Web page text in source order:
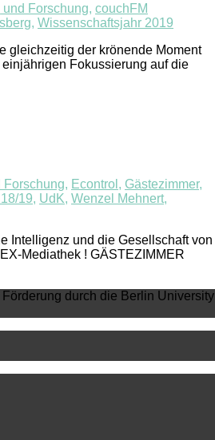
Forschung, couchFM
, Wissenschaftsjahr 2019
gleichzeitig der krönende Moment
Fokussierung auf die
Forschung, Econtrol , Gästezimmer,
19, UdK, Wenzel Mehnert,
Intelligenz und die Gesellschaft von
Mediathek ! GÄSTEZIMMER
durch die Berlin University